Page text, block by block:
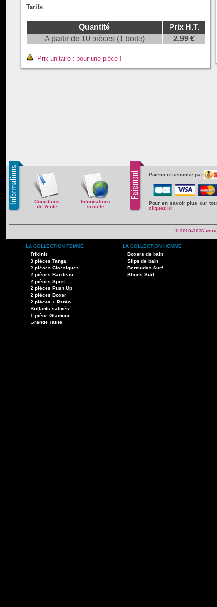
Tarifs
Quantité
Prix H.T.
A partir de 10 pièces (1 boite)
2.99 €
Prix unitaire : pour une pièce !
Conditions
de Vente
Informations
societe
Paiement securise par
Pour en savoir plus sur
cliquez ici
© 2010-2026
LA COLLECTION FEMME
Trikinis
3 pièces Tanga
2 pièces Classiques
2 pièces Bandeau
2 pièces Sport
2 pièces Push Up
2 pièces Boxer
2 pièces + Paréo
Brillants satinés
1 pièce Glamour
Grande Taille
LA COLLECTION HOMME
Boxers de bain
Slips de bain
Bermudas Surf
Shorts Surf